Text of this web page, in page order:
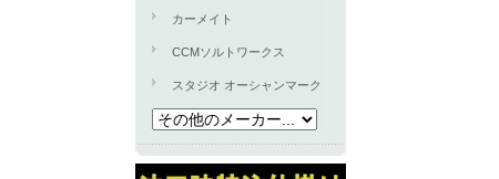
カーメイト
CCMソルトワークス
スタジオ オーシャンマーク